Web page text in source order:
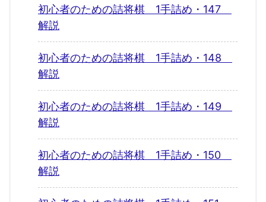
初心者のための詰将棋 1手詰め・147
解説
初心者のための詰将棋 1手詰め・148
解説
初心者のための詰将棋 1手詰め・149
解説
初心者のための詰将棋 1手詰め・150
解説